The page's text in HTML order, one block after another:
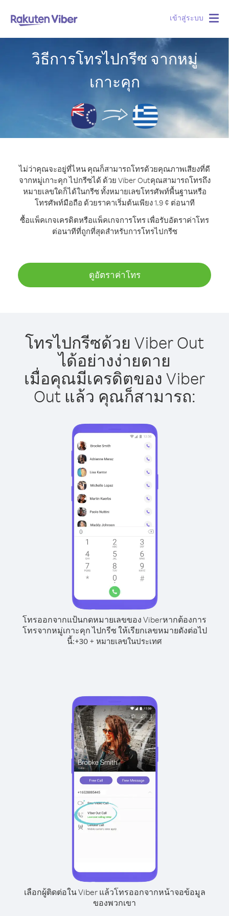
เข้าสู่ระบบ
วิธีการโทรไปกรีซ จากหมู่
เกาะคุก
ไม่ว่าคุณจะอยู่ที่ไหน คุณก็สามารถโทรด้วยคุณภาพเสียงที่ดี
จากหมู่เกาะคุก ไปกรีซได้ ด้วย Viber Outคุณสามารถโทรถึง
หมายเลขใดก็ได้ในกรีซ ทั้งหมายเลขโทรศัพท์พื้นฐานหรือ
โทรศัพท์มือถือ ด้วยราคาเริ่มต้นเพียง 1.9 ¢ ต่อนาที
ซื้อแพ็คเกจเครดิตหรือแพ็คเกจการโทร เพื่อรับอัตราค่าโทร
ต่อนาทีที่ถูกที่สุดสำหรับการโทรไปกรีซ
ดูอัตราค่าโทร
โทรไปกรีซด้วย Viber Out
ได้อย่างง่ายดาย
เมื่อคุณมีเครดิตของ Viber
Out แล้ว คุณก็สามารถ:
โทรออกจากแป้นกดหมายเลขของ Viberหากต้องการ
โทรจากหมู่เกาะคุก ไปกรีซ ให้เรียกเลขหมายดังต่อไป
นี้:+30 + หมายเลขในประเทศ
เลือกผู้ติดต่อใน Viber แล้วโทรออกจากหน้าจอข้อมูล
ของพวกเขา